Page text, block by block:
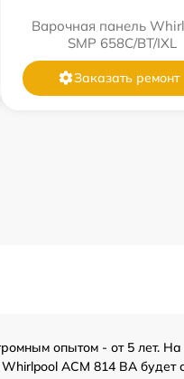
Варочная панель
SMP 658C/BT/IXL
Заказать ремонт
опытом - от 5 лет.
ACM 814 BA будет